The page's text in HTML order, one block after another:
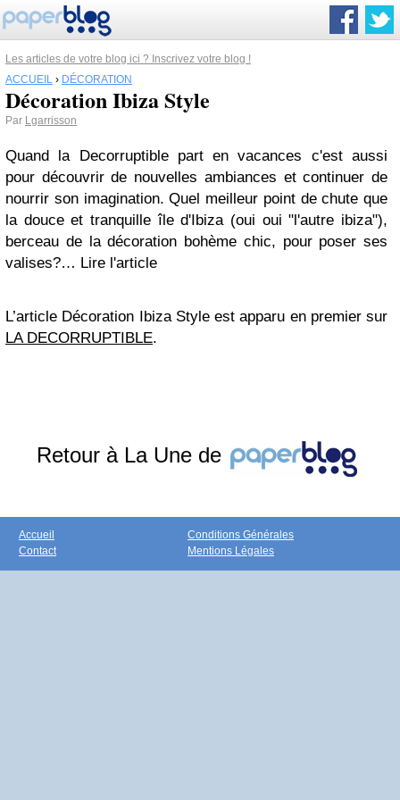
Les articles de votre blog ici ? Inscrivez votre blog !
ACCUEIL › DÉCORATION
Décoration Ibiza Style
Par Lgarrisson
Quand la Decorruptible part envacances c'est aussi
pour découvrir de nouvelles ambiances et continuer de
nourrir son imagination. Quel meilleur point de chute que
la douce et tranquilleîle d'Ibiza(oui oui "l'autre ibiza"),
berceau de la décoration bohème chic, pour poser ses
valises?… Lire l'article
L’article Décoration Ibiza Style est apparu en premier sur
LA DECORRUPTIBLE.
Retour à La Une de
Accueil
Contact
Conditions Générales
Mentions Légales